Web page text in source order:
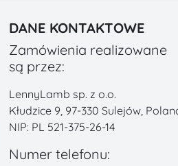
DANE KONTAKTOWE
Zamówienia realizowane
są przez:
LennyLamb sp. z o.o.
Kłudzice 9, 97-330 Sulejów,
NIP: PL 521-375-26-14
Numer telefonu: